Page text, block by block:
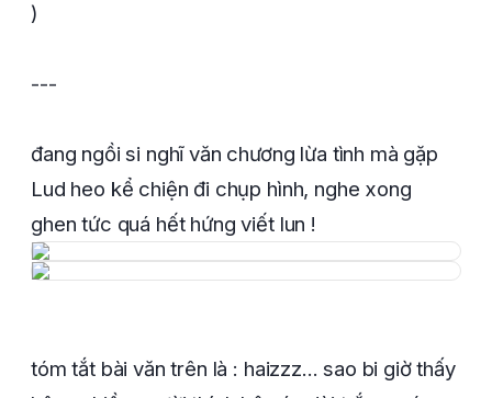
)
---
đang ngồi si nghĩ văn chương lừa tình mà gặp
Lud heo kể chiện đi chụp hình, nghe xong
ghen tức quá hết hứng viết lun !
tóm tắt bài văn trên là : haizzz... sao bi giờ thấy